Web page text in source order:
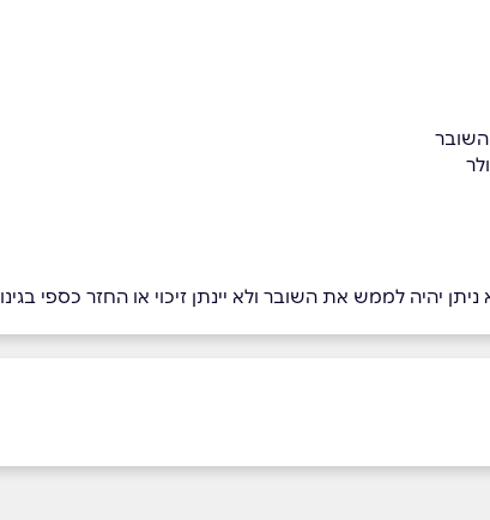
השובר
יהיה לממש את השובר ולא יינתן זיכוי או החזר כספי בגינו